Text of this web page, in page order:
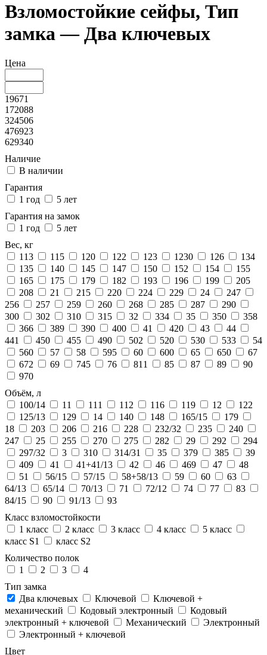
Взломостойкие сейфы, Тип
замка — Два ключевых
Цена
19671
172088
324506
476923
629340
Наличие
В наличии
Гарантия
1 год
5 лет
Гарантия на замок
1 год
5 лет
Вес, кг
113
115 120 122 123 1230 126
134
135
140 145 147 150 152 154
155
165
175 179 182 193 196 199
205
208
21 215 220 224 229 24
247
256
257 259 260 268 285 287
290
300
302 310 315 32 334 35 350
358
366
389 390 400 41 420 43
44
441
450 455 490 502 520 530 533
54
560
57 58 595 60 600 65 650
67
672
69 745 76 811 85 87 89
90
970
Объём, л
100/14
11 111 112 116 119 12
122
125/13
129 14 140 148 165/15
179
18
203 206 216 228 232/32 235
240
247
25 255 270 275 282 29 292
294
297/32
3 310 314/31 35 379 385
39
409
41 41+41/13 42 46 469 47
48
51
56/15 57/15 58+58/13 59 60
63
64/13
65/14 70/13 71 72/12 74 77
83
84/15
90 91/13
93
Класс взломостойкости
1 класс
2 класс 3 класс 4 класс
5 класс
класс S1
класс S2
Количество полок
1
2 3
4
Тип замка
Два ключевых
Ключевой
Ключевой +
механический
Кодовый электронный
Кодовый
электронный + ключевой
Механический
Электронный
Электронный + ключевой
Цвет